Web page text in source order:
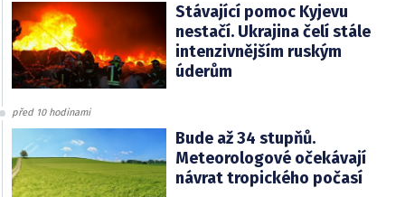
Stávající pomoc Kyjevu
nestačí. Ukrajina čelí stále
intenzivnějším ruským
úderům
před 10 hodinami
Bude až 34 stupňů.
Meteorologové očekávají
návrat tropického počasí